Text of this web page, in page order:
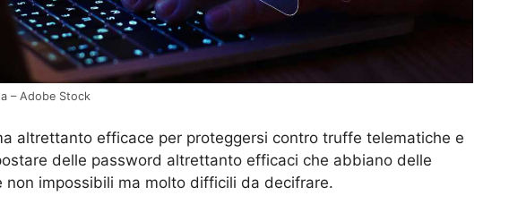
– Adobe Stock
altrettanto efficace per proteggersi contro truffe telematiche e
delle password altrettanto efficaci che abbiano delle
non impossibili ma molto difficili da decifrare.